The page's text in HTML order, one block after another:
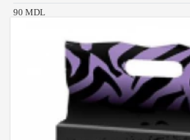
90 MDL